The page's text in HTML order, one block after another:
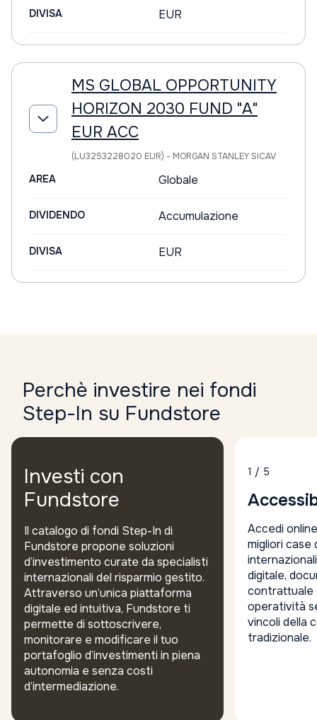
DIVISA EUR
MS GLOBAL OPPORTUNITY
HORIZON 2030 FUND "A"
EUR ACC
(LU3253228020 EUR) - MORGAN STANLEY SICAV
AREA Globale
DIVIDENDO Accumulazione
DIVISA EUR
Perchè investire nei fondi
Step-In su Fundstore
Investi con
Fundstore
Il catalogo di fondi Step-In di
Fundstore propone soluzioni
d’investimento curate da specialisti
internazionali del risparmio gestito.
Attraverso un’unica piattaforma
digitale ed intuitiva, Fundstore ti
permette di sottoscrivere,
monitorare e modificare il tuo
portafoglio d’investimenti in piena
autonomia e senza costi
d’intermediazione.
1 / 5
Accedi
migliori case
digitale,
contrattuale
operatività
vincoli della
tradizionale.